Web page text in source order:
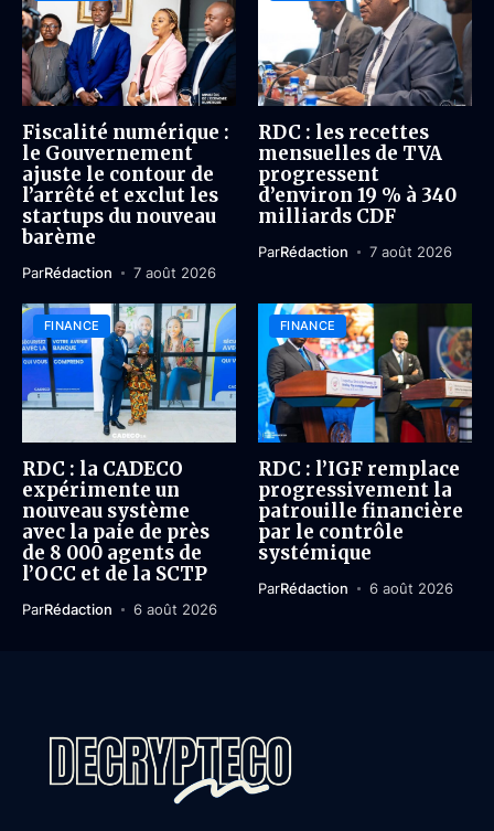
Fiscalité numérique :
le Gouvernement
ajuste le contour de
l’arrêté et exclut les
startups du nouveau
barème
ParRédaction 7 août 2026
RDC : les recettes
mensuelles de TVA
progressent
d’environ 19 % à 340
milliards CDF
ParRédaction 7 août 2026
FINANCE
RDC : la CADECO
expérimente un
nouveau système
avec la paie de près
de 8 000 agents de
l’OCC et de la SCTP
ParRédaction 6 août 2026
FINANCE
RDC : l’IGF remplace
progressivement la
patrouille financière
par le contrôle
systémique
ParRédaction 6 août 2026